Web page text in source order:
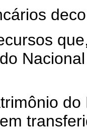
que,